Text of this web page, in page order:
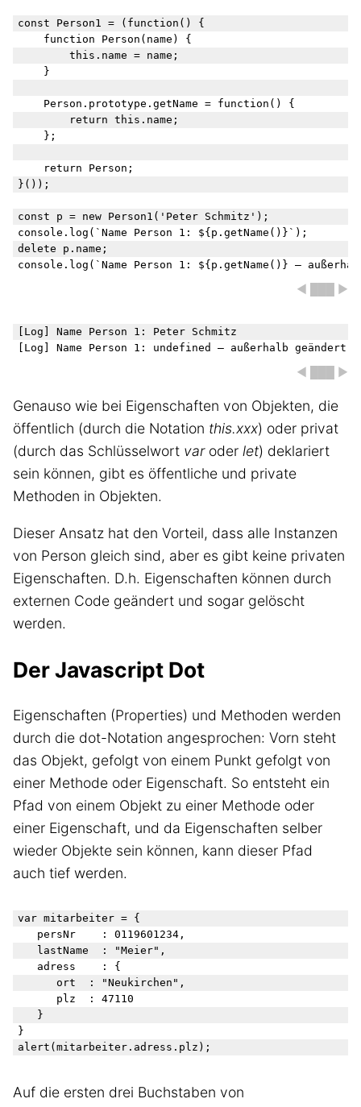
const Person1 = (function() {
    function Person(name) {
        this.name = name;
    }
    Person.prototype.getName = function() {
        return this.name;
    };
    return Person;
}());
const p = new Person1('Peter Schmitz');
console.log(`Name Person 1: ${p.getName()}`);
delete p.name;
◀ ███ ▶
[Log] Name Person 1: Peter Schmitz
◀ ███ ▶
Genauso wie bei Eigenschaften von Objekten, die
öffentlich (durch die Notation this.xxx) oder privat
(durch das Schlüsselwort varoder let) deklariert
sein können, gibt es öffentliche und private
Methoden in Objekten.
Dieser Ansatz hat den Vorteil, dass alle Instanzen
von Person gleich sind, aber es gibt keine privaten
Eigenschaften. D.h. Eigenschaften können durch
externen Code geändert und sogar gelöscht
werden.
Der Javascript Dot
Eigenschaften (Properties) und Methoden werden
durch die dot-Notation angesprochen: Vorn steht
das Objekt, gefolgt von einem Punkt gefolgt von
einer Methode oder Eigenschaft. So entsteht ein
Pfad von einem Objekt zu einer Methode oder
einer Eigenschaft, und da Eigenschaften selber
wieder Objekte sein können, kann dieser Pfad
auch tief werden.
var mitarbeiter = {
   persNr    : 0119601234,
   lastName  : "Meier",
   adress    : {
      ort  : "Neukirchen",
      plz  : 47110
   }
}
Auf die ersten drei Buchstaben von